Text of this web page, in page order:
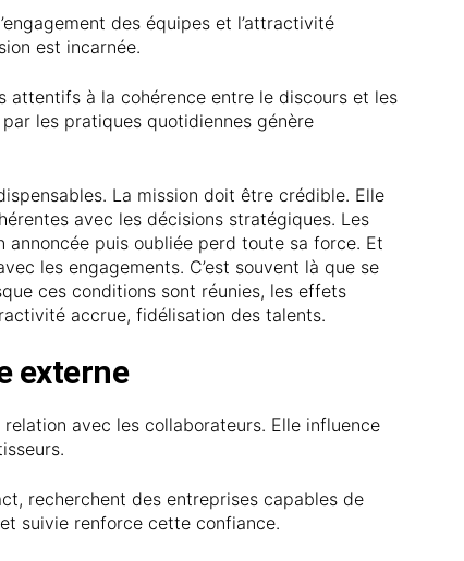
des équipes et l’attractivité
est incarnée.
attentifs à la cohérence entre le discours et les
les pratiques quotidiennes génère
La mission doit être crédible. Elle
avec les décisions stratégiques. Les
puis oubliée perd toute sa force. Et
les engagements. C’est souvent là que se
ces conditions sont réunies, les effets
accrue, fidélisation des talents.
externe
avec les collaborateurs. Elle influence
recherchent des entreprises capables de
suivie renforce cette confiance.